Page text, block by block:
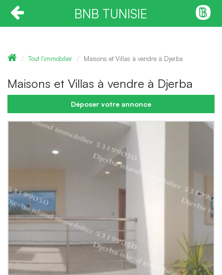
BNB TUNISIE
Tout l'immobilier Maisons et Villas à vendre à Djerba
Maisons et Villas à vendre à Djerba
Déposer votre annonce